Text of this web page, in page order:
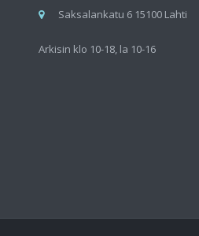
Saksalankatu 6 15100 Lahti
Arkisin klo 10-18, la 10-16